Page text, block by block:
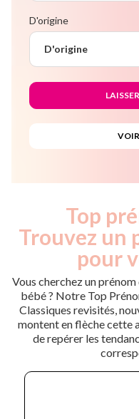
D'origine
D'origine
Top
Trouvez un
pour
Vous cherchez un
bébé ? Notre Top
Classiques revisités,
montent en flèche cette
de repérer les